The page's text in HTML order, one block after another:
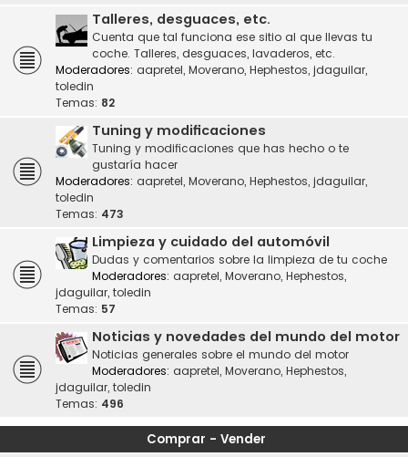
Talleres, desguaces, etc.
Cuenta que tal funciona ese sitio al que llevas tu
coche. Talleres, desguaces, lavaderos, etc.
Moderadores: aapretel, Moverano, Hephestos, jdaguilar,
toledin
Temas: 82
Tuning y modificaciones
Tuning y modificaciones que has hecho o te
gustaría hacer
Moderadores: aapretel, Moverano, Hephestos, jdaguilar,
toledin
Temas: 473
Limpieza y cuidado del automóvil
Dudas y comentarios sobre la limpieza de tu coche
Moderadores: aapretel, Moverano, Hephestos,
jdaguilar, toledin
Temas: 57
Noticias y novedades del mundo del motor
Noticias generales sobre el mundo del motor
Moderadores: aapretel, Moverano, Hephestos,
jdaguilar, toledin
Temas: 496
Comprar - Vender